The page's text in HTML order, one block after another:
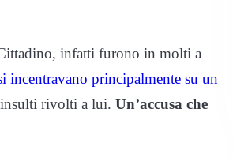
infatti furono in molti a
incentravano principalmente su un
rivolti a lui. Un’accusa che